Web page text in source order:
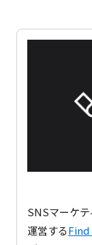
SNSマーケ
運営する